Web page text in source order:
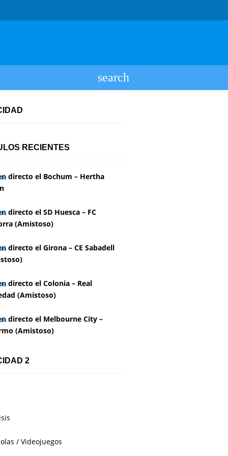
RECIENTES
directo el Bochum – Hertha
directo el SD Huesca – FC
(Amistoso)
directo el Girona – CE Sabadell
directo el Colonia – Real
(Amistoso)
directo el Melbourne City –
(Amistoso)
2
/ Videojuegos